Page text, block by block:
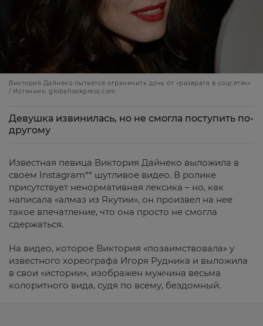
Виктория Дайнеко пытается ограничить дочь от «разврата в соцсетях»
/ Источник: globallookpress.com
Девушка извинилась, но не смогла поступить по-
другому
Известная певица Виктория Дайнеко выложила в
своем Instagram** шутливое видео. В ролике
присутствует ненормативная лексика – но, как
написала «алмаз из Якутии», он произвел на нее
такое впечатление, что она просто не смогла
сдержаться.
На видео, которое Виктория «позаимствовала» у
известного хореографа Игоря Рудника и выложила
в свои «истории», изображен мужчина весьма
колоритного вида, судя по всему, бездомный.